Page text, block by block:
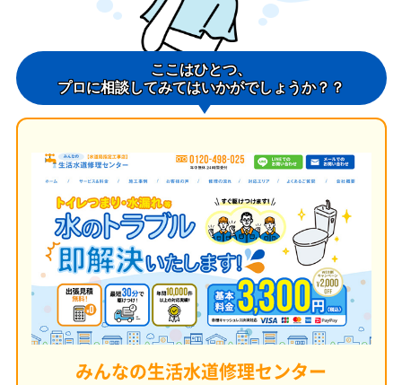
ここはひとつ、
プロに相談してみてはいかがでしょうか？？
みんなの生活水道修理センター